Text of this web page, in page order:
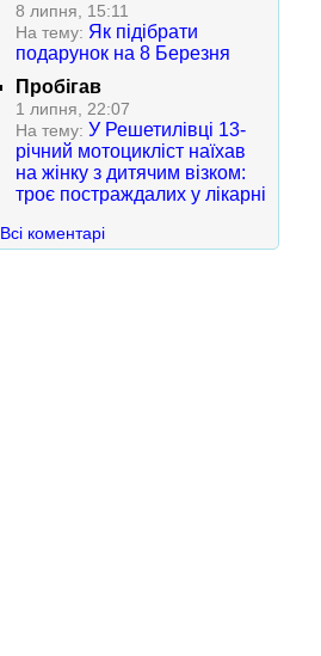
8 липня, 15:11
На тему: Як підібрати
подарунок на 8 Березня
Пробігав
1 липня, 22:07
На тему: У Решетилівці 13-
річний мотоцикліст наїхав
на жінку з дитячим візком:
троє постраждалих у лікарні
Всі коментарі